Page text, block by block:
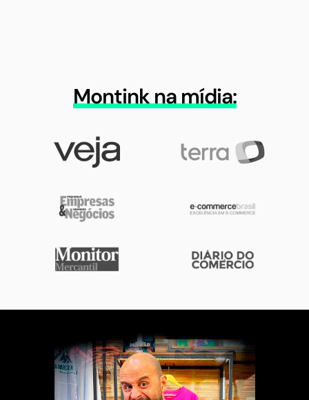
Montink na mídia: